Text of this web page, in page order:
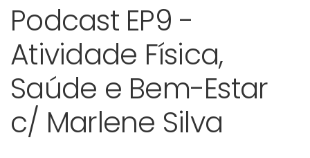
Podcast EP9 -
Atividade Física,
Saúde e Bem-Estar
c/ Marlene Silva